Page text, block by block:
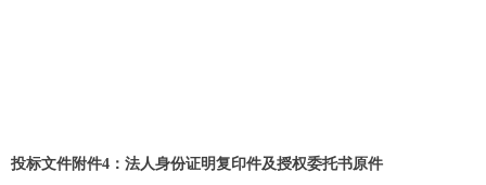
投标文件附件4：法人身份证明复印件及授权委托书原件